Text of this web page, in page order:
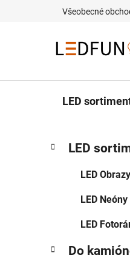
Všeobecné
LED
B
n
kategórie
a
e
LED
LED Obrazy
LED Neóny
LED
Do